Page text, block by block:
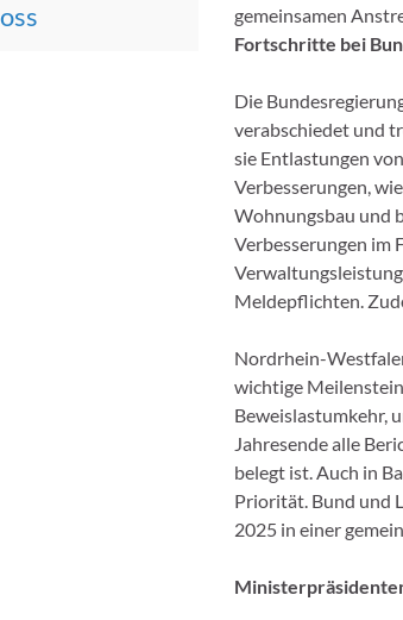
gemeinsamen
Fortschritte bei
Die
verabschiedet und
sie Entlastungen
Verbesserungen,
Wohnungsbau und
Verbesserungen im
Meldepflichten.
Nordrhein-
wichtige
Beweislastumkehr,
Jahresende alle
belegt ist. Auch in
Priorität. Bund und
2025 in einer